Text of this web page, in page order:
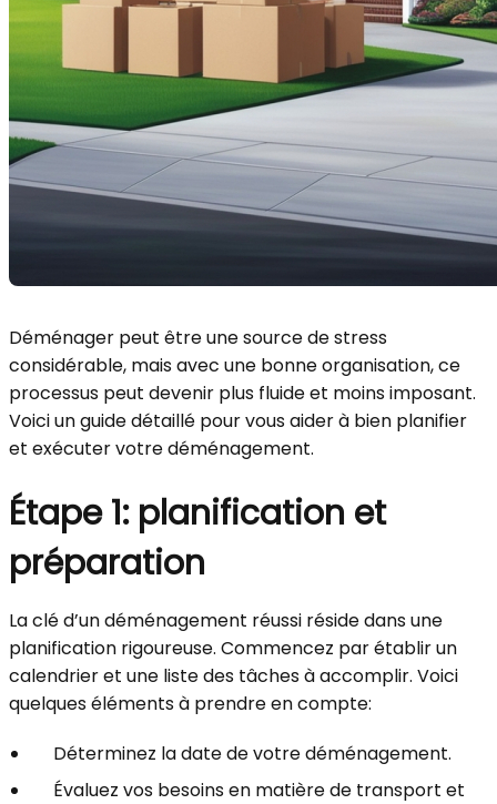
Déménager peut être une source de stress
considérable, mais avec une bonne organisation, ce
processus peut devenir plus fluide et moins imposant.
Voici un guide détaillé pour vous aider à bien planifier
et exécuter votre déménagement.
Étape 1: planification et
préparation
La clé d’un déménagement réussi réside dans une
planification rigoureuse. Commencez par établir un
calendrier et une liste des tâches à accomplir. Voici
quelques éléments à prendre en compte:
Déterminez la date de votre déménagement.
Évaluez vos besoins en matière de transport et